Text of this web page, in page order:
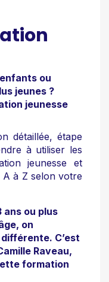
ou
jeunes ?
jeunesse
détaillée, étape
à utiliser les
jeunesse et
à Z selon votre
ans ou plus
on
C’est
Raveau,
formation